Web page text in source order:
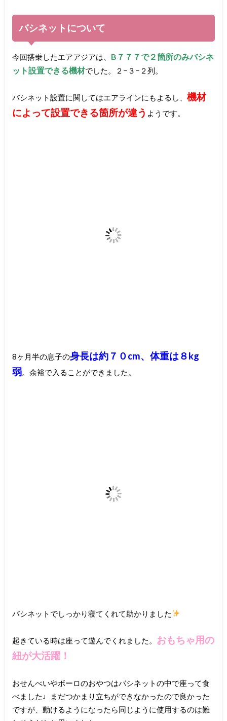
バシネットについて
今回搭乗したエアアジアは、 B７７７で２箇所のみバシネ
ット設置できる機材でした。２−３−２列。
バシネット設置に関してはエアラインにもよるし、 機材
によって設置できる箇所が違う ようです。
8ヶ月半の息子の身長は約７０cm、体重は８kg
弱。余裕で入ることができました。
バシネットでしっかり寝てくれて助かりました
起きている時は座って遊んでくれました。 おもちゃ用の
紐が大活躍！
おせんべいやボーロのおやつはバシネットの中で座って食
べました♩まだつかまり立ちができなかったので良かった
ですが、動けるようになったら同じように使用するのは難